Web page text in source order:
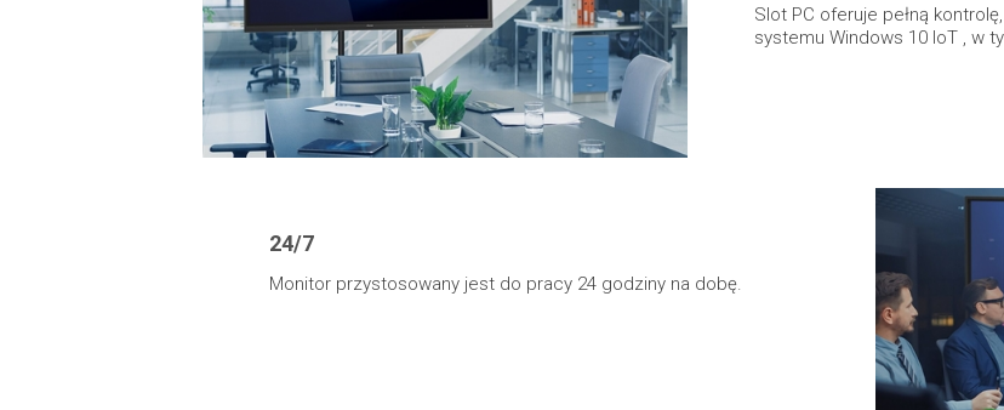
Slot PC oferuje pełną
systemu Windows 10 IoT , w
24/7
Monitor przystosowany jest do pracy 24 godziny na dobę.